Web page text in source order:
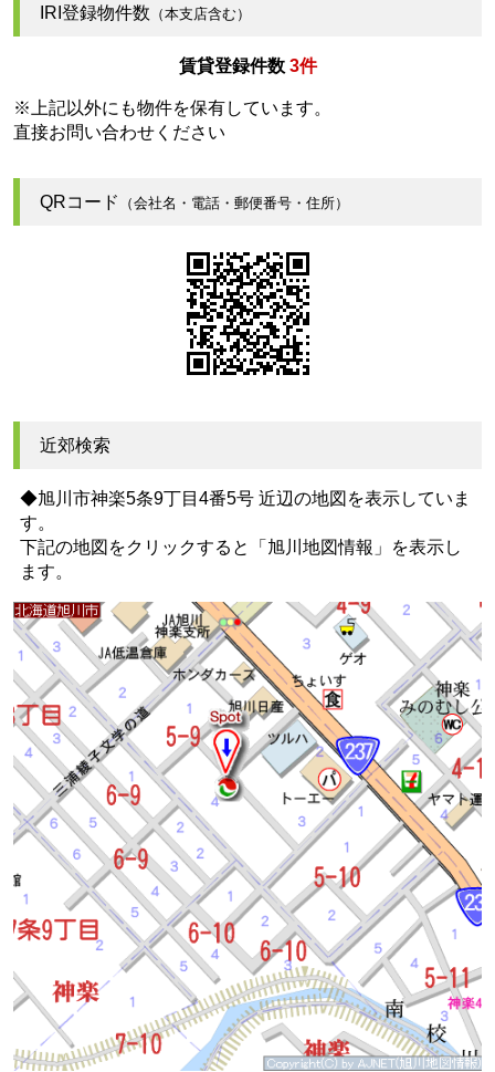
IRI登録物件数 （本支店含む）
賃貸登録件数 3件
※上記以外にも物件を保有しています。
直接お問い合わせください
QRコード （会社名・電話・郵便番号・住所）
近郊検索
◆旭川市神楽5条9丁目4番5号 近辺の地図を表示していま
す。
下記の地図をクリックすると
「旭川地図情報」
を表示し
ます。